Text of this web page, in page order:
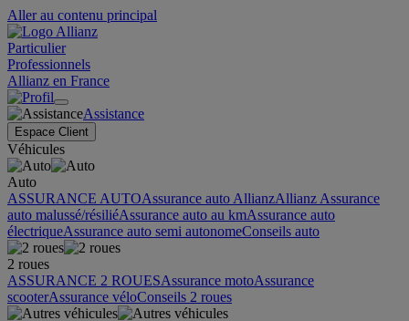
Aller au contenu principal
Particulier
Professionnels
Allianz en France
Assistance
Espace Client
Véhicules
Auto
ASSURANCE AUTOAssurance auto AllianzAllianz Assurance
auto malussé/résiliéAssurance auto au kmAssurance auto
électriqueAssurance auto semi autonomeConseils auto
2 roues
ASSURANCE 2 ROUESAssurance motoAssurance
scooterAssurance véloConseils 2 roues